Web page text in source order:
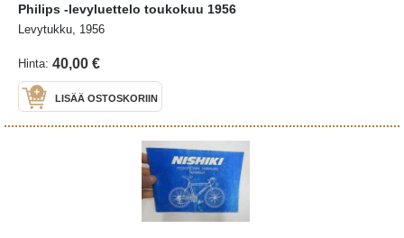
Philips -levyluettelo toukokuu 1956
Levytukku, 1956
Hinta: 40,00 €
LISÄÄ OSTOSKORIIN